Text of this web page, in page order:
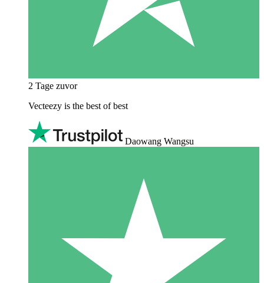
2 Tage zuvor
Vecteezy is the best of best
Daowang Wangsu